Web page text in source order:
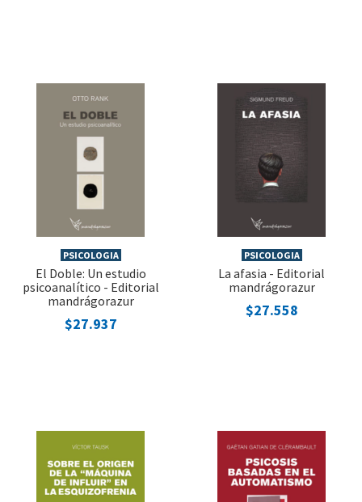
PSICOLOGIA
El Doble: Un estudio
psicoanalítico - Editorial
mandrágorazur
$27.937
PSICOLOGIA
La afasia - Editorial
mandrágorazur
$27.558